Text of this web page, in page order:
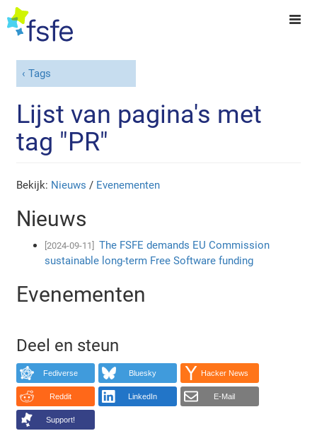
Tags
Lijst van pagina's met
tag "PR"
Bekijk: Nieuws / Evenementen
Nieuws
[2024-09-11]
The FSFE demands EU Commission
sustainable long-term Free Software funding
Evenementen
Deel en steun
Fediverse Bluesky Hacker News
Reddit LinkedIn E-Mail
Support!